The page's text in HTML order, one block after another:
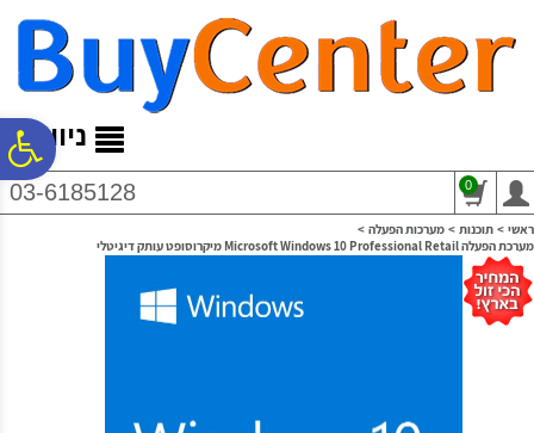
נגישות
אתר
המרכזי
ניווט
03-6185128 0
ראשי > תוכנות > מערכות הפעלה >
מערכת הפעלה Microsoft Windows 10 Professional Retail מיקרוסופט עותק דיגיטלי